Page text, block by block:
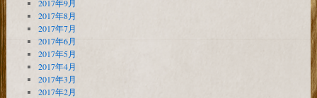
2017年9月
2017年8月
2017年7月
2017年6月
2017年5月
2017年4月
2017年3月
2017年2月